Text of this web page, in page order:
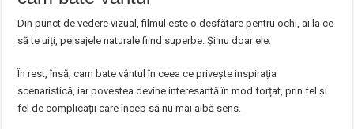
Din punct de vedere vizual, filmul este o desfătare pentru ochi, ai la ce
să te uiți, peisajele naturale fiind superbe. Și nu doar ele.
În rest, însă, cam bate vântul în ceea ce privește inspirația
scenaristică, iar povestea devine interesantă în mod forțat, prin fel și
fel de complicații care încep să nu mai aibă sens.